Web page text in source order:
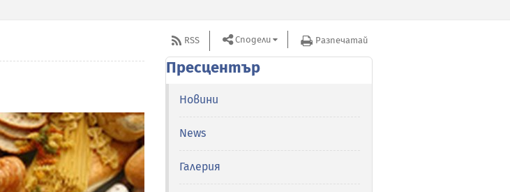
RSS Сподели Разпечатай
Пресцентър
Новини
News
Галерия